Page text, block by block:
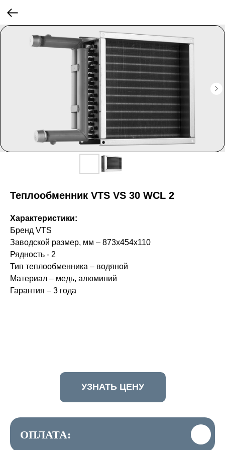
Теплообменник VTS VS 30 WCL 2
Характеристики:
Бренд VTS
Заводской размер, мм – 873х454х110
Рядность - 2
Тип теплообменника – водяной
Материал – медь, алюминий
Гарантия – 3 года
УЗНАТЬ ЦЕНУ
ОПЛАТА: